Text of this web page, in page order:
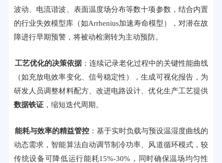
波动、电流谐波、表面温度场分布等数十项参数，结合内置
的行业失效模型库（如Arrhenius加速寿命模型），对潜在故
障进行早期预警，将被动检测转为主动预防。
工艺优化的决策依据：连续记录老化过程中的关键性能曲线
（如充放电效率变化、信号稳定性），生成可视化报告，为
研发人员调整材料配方、改进电路设计、优化生产工艺提供
数据铁证，缩短迭代周期。
能耗与效率的精益管控：基于实时负载与预设温湿度曲线的
动态需求，智能算法自动调节制冷功率、风道循环模式，较
传统设备可降低运行能耗15%-30%，同时确保温场均匀性